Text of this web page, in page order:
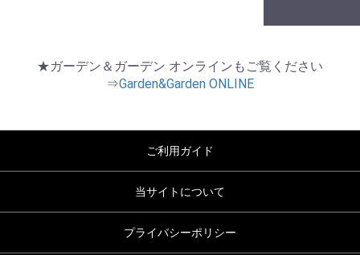
★ガーデン＆ガーデン オンラインもご覧ください
⇒Garden&Garden ONLINE
ご利用ガイド
当サイトについて
プライバシーポリシー